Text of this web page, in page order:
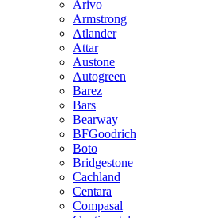
Arivo
Armstrong
Atlander
Attar
Austone
Autogreen
Barez
Bars
Bearway
BFGoodrich
Boto
Bridgestone
Cachland
Centara
Compasal